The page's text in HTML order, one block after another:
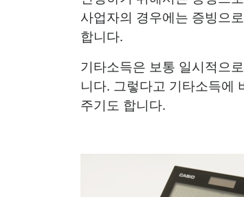
사업자의 경우에는 증빙으
합니다.
기타소득은 보통 일시적으
니다. 그렇다고 기타소득에
주기도 합니다.